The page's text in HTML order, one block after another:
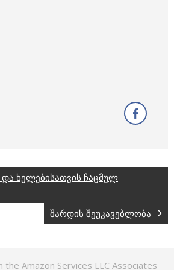
და ხელებისათვის ჩაცმულ
შარდის შეუკავებლობა
the Amazon Services LLC Associates